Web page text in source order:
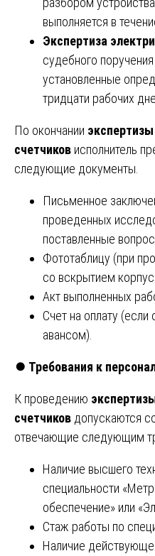
выполняется в
Экспертиза
судебного
установленные
тридцати рабочих
По окончании
счетчиков исполнитель
следующие документы.
Письменное
проведенных
поставленные
Фототаблицу (при
со вскрытием
Акт выполненных
Счет на оплату
авансом).
⏺️ Требования к
К проведению
счетчиков допускаются
отвечающие следующим
Наличие высшего
специальности
обеспечение» или
Стаж работы по
Наличие